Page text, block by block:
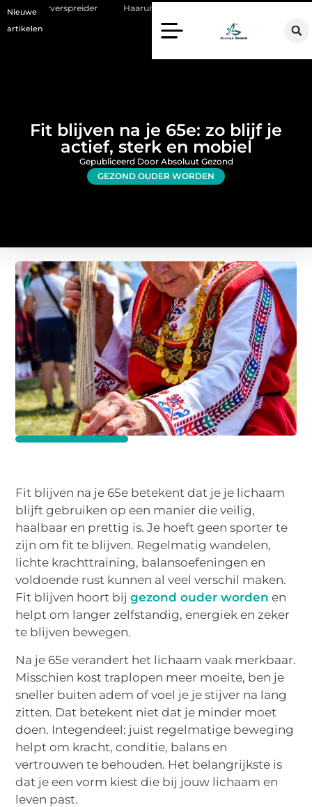
Nieuwe
artikelen
Haaruitval aanpakken: wat een haartransplantatie vandaag de dag
Fit blijven na je 65e: zo blijf je
actief, sterk en mobiel
GEZOND OUDER WORDEN
Gepubliceerd Door Absoluut Gezond
Fit blijven na je 65e betekent dat je je lichaam
blijft gebruiken op een manier die veilig,
haalbaar en prettig is. Je hoeft geen sporter te
zijn om fit te blijven. Regelmatig wandelen,
lichte krachttraining, balansoefeningen en
voldoende rust kunnen al veel verschil maken.
Fit blijven hoort bijgezond ouder worden en
helpt om langer zelfstandig, energiek en zeker
te blijven bewegen.
Na je 65e verandert het lichaam vaak merkbaar.
Misschien kost traplopen meer moeite, ben je
sneller buiten adem of voel je je stijver na lang
zitten. Dat betekent niet dat je minder moet
doen. Integendeel: juist regelmatige beweging
helpt om kracht, conditie, balans en
vertrouwen te behouden. Het belangrijkste is
dat je een vorm kiest die bij jouw lichaam en
leven past.